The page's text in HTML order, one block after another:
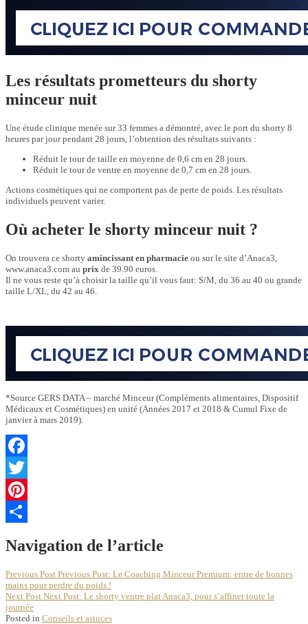
Les résultats prometteurs du shorty
minceur nuit
Une étude clinique menée sur 33 femmes a démontré, avec le port du shorty 8
heures par jour pendant 28 jours, l’obtention des résultats suivants :
Réduit le tour de taille en moyenne de 0,6 cm en 28 jours.
Réduit le tour de ventre en moyenne de 0,7 cm en 28 jours.
Actions cosmétiques qui ne comportent pas de perte de poids. Les résultats
individuels peuvent varier.
Où acheter le shorty minceur nuit ?
On trouvera ce shorty amincissant en pharmacie ou sur le site d’Anaca3,
www.anaca3.com au prix de 39.90 euros.
Il ne vous reste qu’à choisir la taille qu’il vous faut: S/M, du 36 au 40 ou grande
taille L/XL, du 42 au 46.
*Source GERS DATA – marché Minceur (Compléments alimentaires, Dispositif
Médicaux et Cosmétiques) en unité (Années 2017 et 2018 & Cumul Fixe de
janvier à mars 2019).
Facebook
Twitter
Pinterest
Navigation de l’article
Previous Post Previous Post: Le Coaching Minceur Premium: entre de bonnes
mains pour perdre du poids !
Next Post Next Post: Le shorty ventre plat Anaca3, pour s’affiner toute la
journée
Posted in Conseils et astuces